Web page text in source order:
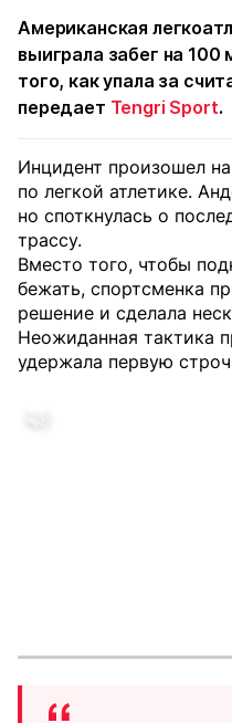
Американская
выиграла забег на
того, как упала за
передает Tengri Sport.
Инцидент произошел
по легкой атлетике.
но споткнулась о
трассу.
Вместо того, чтобы
бежать, спортсменка
решение и сделала
Неожиданная тактика
удержала первую